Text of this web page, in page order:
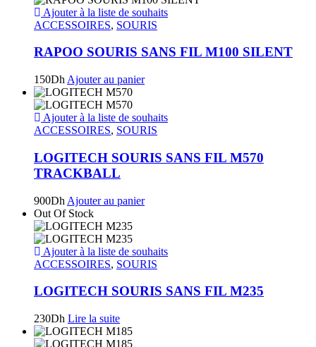
Ajouter à la liste de souhaits
ACCESSOIRES, SOURIS
RAPOO SOURIS SANS FIL M100 SILENT
150Dh Ajouter au panier
Ajouter à la liste de souhaits
ACCESSOIRES, SOURIS
LOGITECH SOURIS SANS FIL M570
TRACKBALL
900Dh Ajouter au panier
Out Of Stock
Ajouter à la liste de souhaits
ACCESSOIRES, SOURIS
LOGITECH SOURIS SANS FIL M235
230Dh Lire la suite